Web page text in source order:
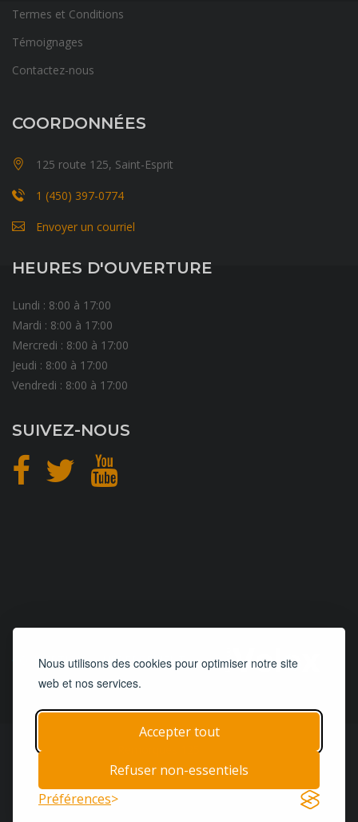
Nous utilisons des cookies pour optimiser notre site
web et nos services.
Accepter tout
Refuser non-essentiels
Préférences
Termes et Conditions
Témoignages
Contactez-nous
COORDONNÉES
125 route 125, Saint-Esprit
1 (450) 397-0774
Envoyer un courriel
HEURES D'OUVERTURE
Lundi : 8:00 à 17:00
Mardi : 8:00 à 17:00
Mercredi : 8:00 à 17:00
Jeudi : 8:00 à 17:00
Vendredi : 8:00 à 17:00
SUIVEZ-NOUS
CONCEPTIONetHÉBERGEMENT
© 2019 - 2026 | Tous droits réservés
Accueil Remorques
Pièces & Services